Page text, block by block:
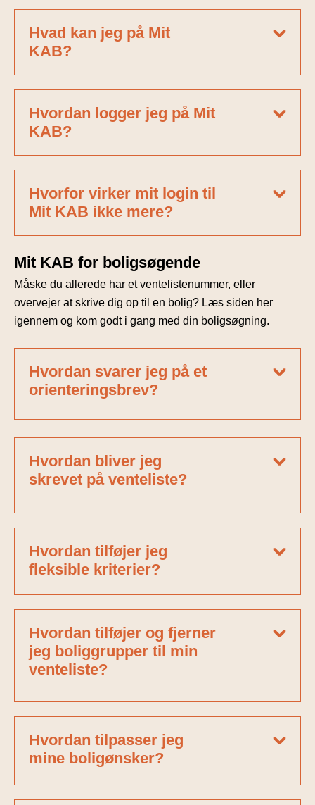
Hvad kan jeg på Mit
KAB?
Hvordan logger jeg på Mit
KAB?
Hvorfor virker mit login til
Mit KAB ikke mere?
Mit KAB for boligsøgende
Måske du allerede har et ventelistenummer, eller
overvejer at skrive dig op til en bolig? Læs siden her
igennem og kom godt i gang med din boligsøgning.
Hvordan svarer jeg på et
orienteringsbrev?
Hvordan bliver jeg
skrevet på venteliste?
Hvordan tilføjer jeg
fleksible kriterier?
Hvordan tilføjer og fjerner
jeg boliggrupper til min
venteliste?
Hvordan tilpasser jeg
mine boligønsker?